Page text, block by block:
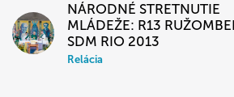
NÁRODNÉ STRETNUTIE
MLÁDEŽE: R13
SDM RIO 2013
Relácia